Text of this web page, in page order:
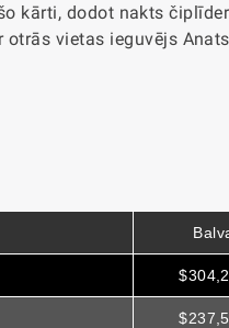
kārti, dodot nakts
otrās vietas ieguvējs